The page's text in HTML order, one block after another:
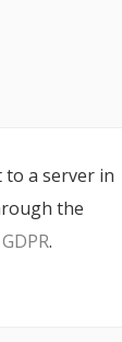
to a server in
the
.